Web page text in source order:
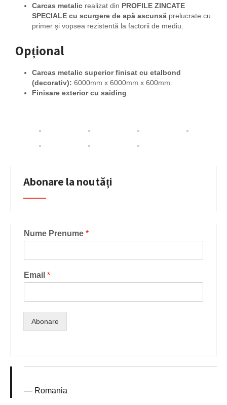
Carcas metalicrealizat din PROFILE ZINCATE
SPECIALE cu scurgere de apă ascunsăprelucrate cu
primer și vopsea rezistentă la factorii de mediu.
Opțional
Carcas metalic superior finisat cu etalbond
(decorativ): 6000mm x 6000mm x 600mm.
Finisare exterior cu saiding
Abonare la noutăți
Nume Prenume *
Email *
Abonare
Romania